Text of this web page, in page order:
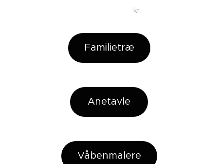
kr.
Familietræ
Anetavle
Våbenmalere